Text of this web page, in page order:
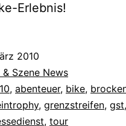
Erlebnis!
2010
& Szene News
, abenteuer, bike,
, grenzstreifen, gst,
, tour